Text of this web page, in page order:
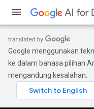
Google menggunakan
ke dalam bahasa pilihan
mengandung kesalahan.